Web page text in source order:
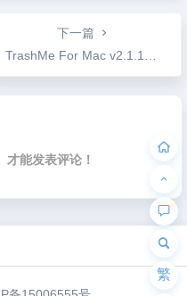
下一篇
TrashMe For Mac v2.1.14 强大的软件卸载清理工具
才能发表评论！
繁